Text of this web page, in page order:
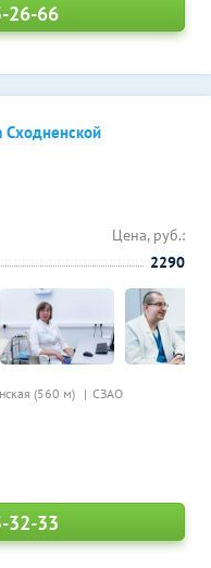
26-66
Сходненской
(560 м) СЗАО
Цена, руб.:
2290
32-33